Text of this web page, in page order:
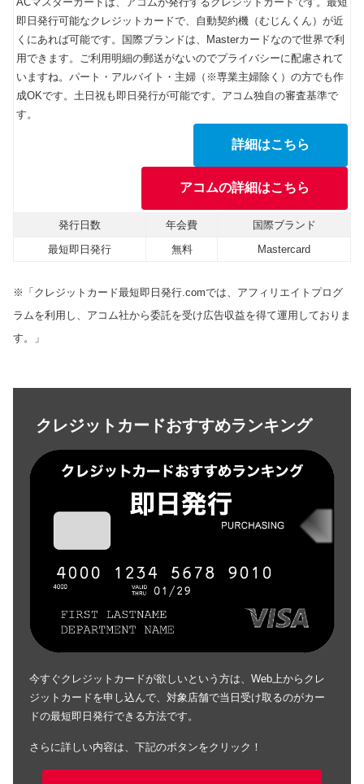
即日発行可能なクレジットカードで、自動契約機（むじんくん）が近
くにあれば可能です。国際ブランドは、Masterカードなので世界で利
用できます。ご利用明細の郵送がないのでプライバシーに配慮されて
いますね。パート・アルバイト・主婦（※専業主婦除く）の方でも作
成OKです。土日祝も即日発行が可能です。アコム独自の審査基準で
す。
詳細はこちら
アコムの詳細はこちら
発行日数 年会費
国際ブランド
最短即日発行
無料 Mastercard
※「クレジットカード最短即日発行.comでは、アフィリエイトプログ
ラムを利用し、アコム社から委託を受け広告収益を得て運用しておりま
す。」
クレジットカードおすすめランキング
今すぐクレジットカードが欲しいという方は、Web上からクレ
ジットカードを申し込んで、対象店舗で当日受け取るのがカー
ドの最短即日発行できる方法です。
さらに詳しい内容は、下記のボタンをクリック！